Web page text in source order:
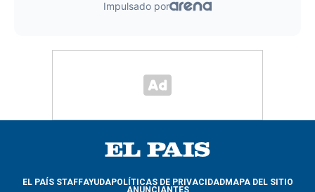
EL PAÍS STAFFAYUDAPOLÍTICAS DE PRIVACIDADMAPA DEL SITIO
ANUNCIANTES